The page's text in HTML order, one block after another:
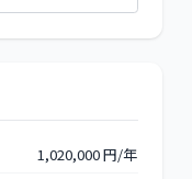
1,020,000円/年